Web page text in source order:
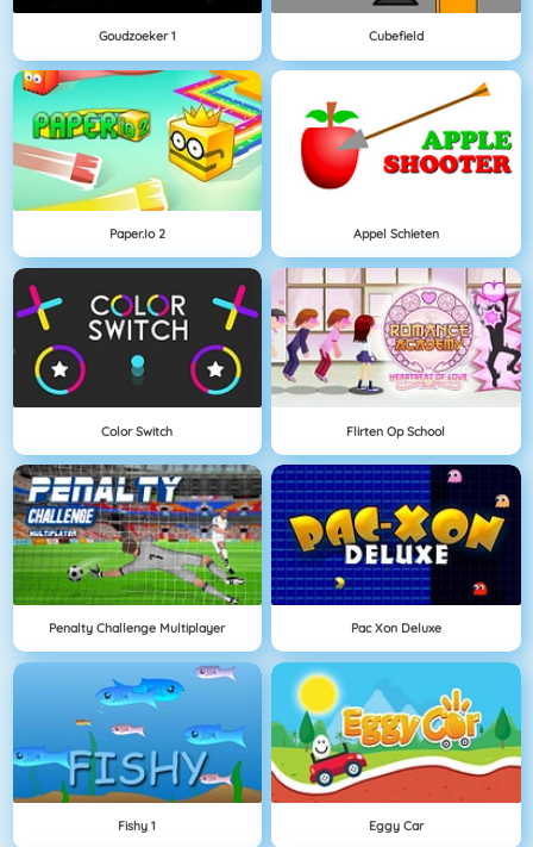
Goudzoeker 1 Cubefield
Paper.io 2 Appel Schieten
Color Switch Flirten Op School
Penalty Challenge Multiplayer Pac Xon Deluxe
Fishy 1 Eggy Car